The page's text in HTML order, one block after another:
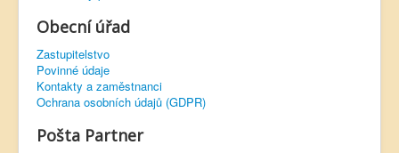
Obecní úřad
Zastupitelstvo
Povinné údaje
Kontakty a zaměstnanci
Ochrana osobních údajů (GDPR)
Pošta Partner